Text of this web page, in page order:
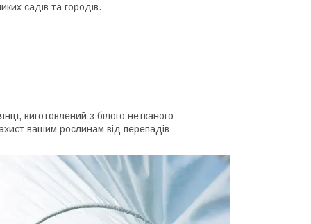
садів та городів.
виготовлений з білого нетканого
вашим рослинам від перепадів